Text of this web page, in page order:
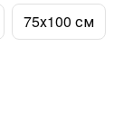
75х100 см